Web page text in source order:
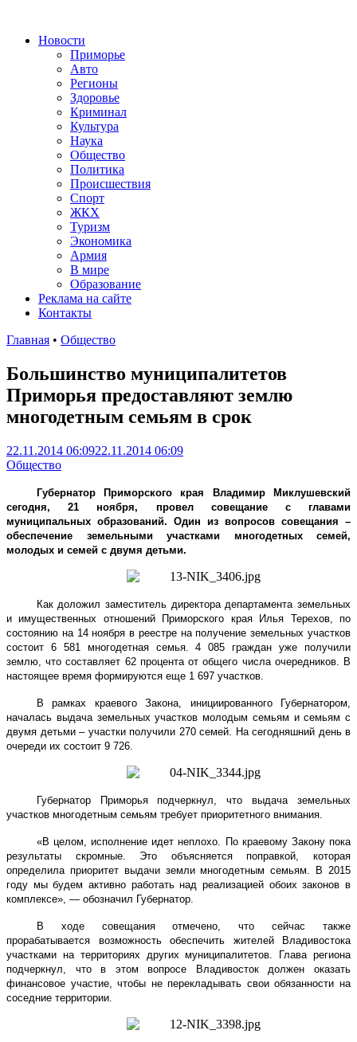
Новости
Приморье
Авто
Регионы
Здоровье
Криминал
Культура
Наука
Общество
Политика
Происшествия
Спорт
ЖКХ
Туризм
Экономика
Армия
В мире
Образование
Реклама на сайте
Контакты
Главная • Общество
Большинство муниципалитетов
Приморья предоставляют землю
многодетным семьям в срок
22.11.2014 06:0922.11.2014 06:09
Общество
Губернатор Приморского края Владимир Миклушевский
сегодня, 21 ноября, провел совещание с главами
муниципальных образований. Один из вопросов совещания –
обеспечение земельными участками многодетных семей,
молодых и семей с двумя детьми.
Как доложил заместитель директора департамента земельных
и имущественных отношений Приморского края Илья Терехов, по
состоянию на 14 ноября в реестре на получение земельных участков
состоит 6 581 многодетная семья. 4 085 граждан уже получили
землю, что составляет 62 процента от общего числа очередников. В
настоящее время формируются еще 1 697 участков.
В рамках краевого Закона, инициированного Губернатором,
началась выдача земельных участков молодым семьям и семьям с
двумя детьми – участки получили 270 семей. На сегодняшний день в
очереди их состоит 9 726.
Губернатор Приморья подчеркнул, что выдача земельных
участков многодетным семьям требует приоритетного внимания.
«В целом, исполнение идет неплохо. По краевому Закону пока
результаты скромные. Это объясняется поправкой, которая
определила приоритет выдачи земли многодетным семьям. В 2015
году мы будем активно работать над реализацией обоих законов в
комплексе», — обозначил Губернатор.
В ходе совещания отмечено, что сейчас также
прорабатывается возможность обеспечить жителей Владивостока
участками на территориях других муниципалитетов. Глава региона
подчеркнул, что в этом вопросе Владивосток должен оказать
финансовое участие, чтобы не перекладывать свои обязанности на
соседние территории.